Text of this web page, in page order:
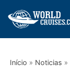
Início » Noticias »